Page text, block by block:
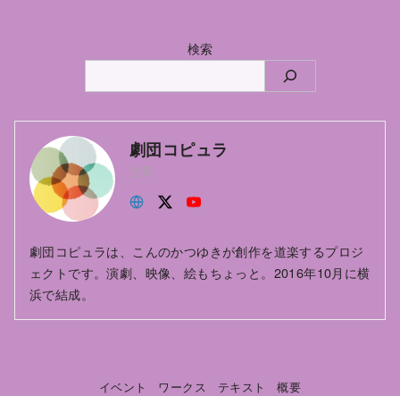
検索
劇団コピュラ
主宰
劇団コピュラは、こんのかつゆきが創作を道楽するプロジ
ェクトです。演劇、映像、絵もちょっと。2016年10月に横
浜で結成。
イベント ワークス テキスト 概要